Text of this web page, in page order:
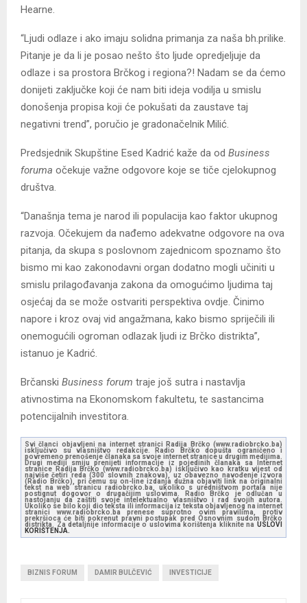
Hearne.
“Ljudi odlaze i ako imaju solidna primanja za naša bh.prilike.
Pitanje je da li je posao nešto što ljude opredjeljuje da
odlaze i sa prostora Brčkog i regiona?! Nadam se da ćemo
donijeti zaključke koji će nam biti ideja vodilja u smislu
donošenja propisa koji će pokušati da zaustave taj
negativni trend”, poručio je gradonačelnik Milić.
Predsjednik Skupštine Esed Kadrić kaže da od Business
foruma očekuje važne odgovore koje se tiče cjelokupnog
društva.
“Današnja tema je narod ili populacija kao faktor ukupnog
razvoja. Očekujem da nađemo adekvatne odgovore na ova
pitanja, da skupa s poslovnom zajednicom spoznamo što
bismo mi kao zakonodavni organ dodatno mogli učiniti u
smislu prilagođavanja zakona da omogućimo ljudima taj
osjećaj da se može ostvariti perspektiva ovdje. Činimo
napore i kroz ovaj vid angažmana, kako bismo spriječili ili
onemogućili ogroman odlazak ljudi iz Brčko distrikta”,
istanuo je Kadrić.
Brčanski Business forum traje još sutra i nastavlja
ativnostima na Ekonomskom fakultetu, te sastancima
potencijalnih investitora.
Svi članci objavljeni na internet stranici Radija Brčko (www.radiobrcko.ba)
isključivo su vlasništvo redakcije. Radio Brčko dopušta ograničeno i
povremeno prenošenje članaka sa svoje internet stranice u drugim medijima.
Drugi mediji smiju prenijeti informacije iz pojedinih članaka sa Internet
stranice Radija Brčko (www.radiobrcko.ba) isključivo kao kratku vijest od
najviše četiri reda (300 slovnih znakova), uz obavezno navođenje izvora
(Radio Brčko), pri čemu su on-line izdanja dužna objaviti link na originalni
tekst na web stranicu radiobrcko.ba, ukoliko s uredništvom portala nije
postignut dogovor o drugačijim uslovima. Radio Brčko je odlučan u
nastojanju da zaštiti svoje intelektualno vlasništvo i rad svojih autora.
Ukoliko se bilo koji dio teksta ili informacija iz teksta objavljenog na internet
stranici www.radiobrcko.ba prenese suprotno ovim pravilima, protiv
prekršioca će biti pokrenut pravni postupak pred Osnovnim sudom Brčko
distrikta. Za detaljnije informacije o uslovima korištenja kliknite na USLOVI
KORIŠTENJA.
BIZNIS FORUM DAMIR BULČEVIĆ INVESTICIJE